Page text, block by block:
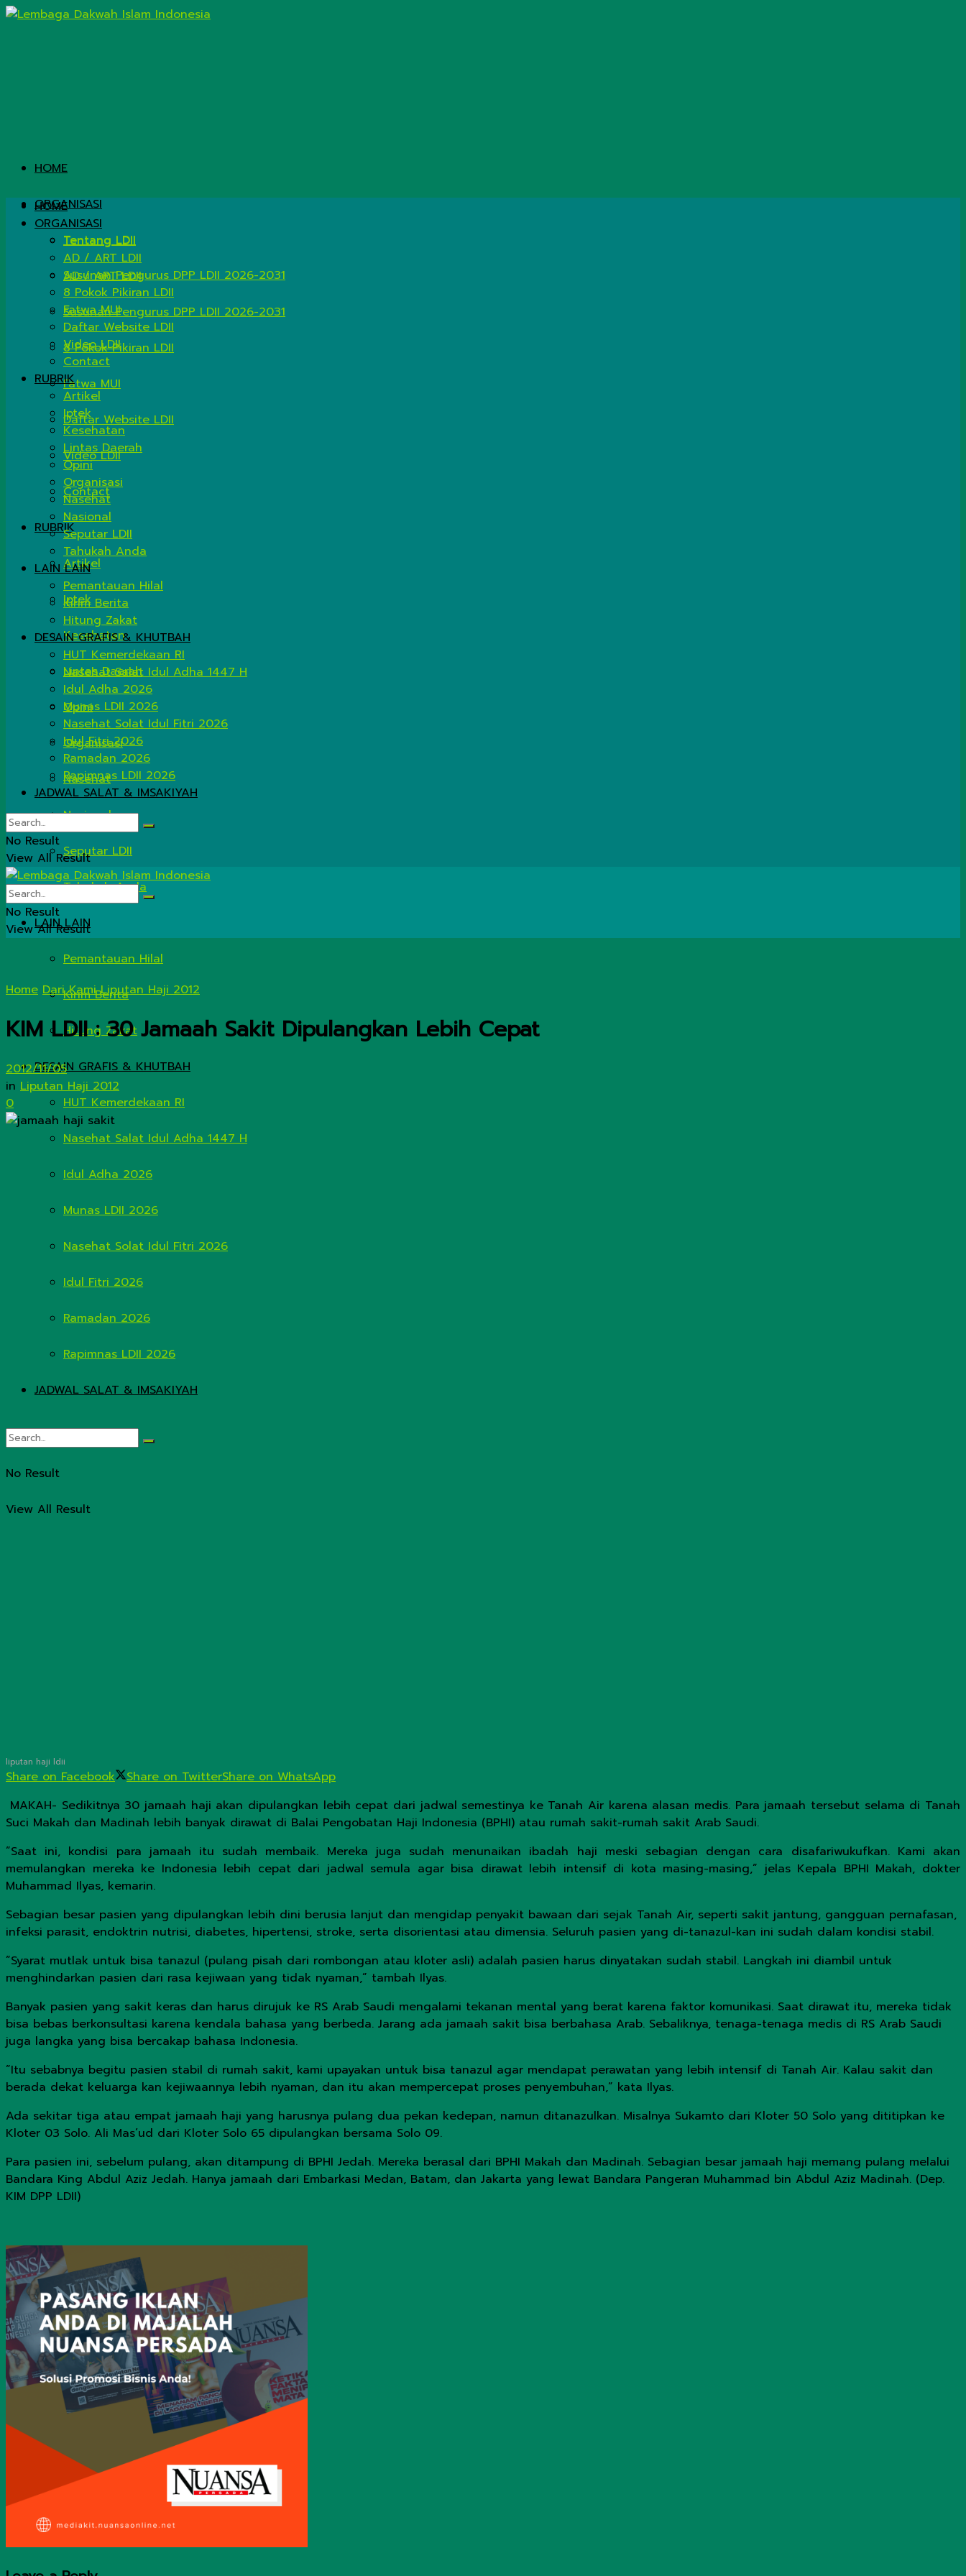
HOME
ORGANISASI
Tentang LDII
AD / ART LDII
Susunan Pengurus DPP LDII 2026-2031
8 Pokok Pikiran LDII
Fatwa MUI
Daftar Website LDII
Video LDII
Contact
RUBRIK
Artikel
Iptek
Kesehatan
Lintas Daerah
Opini
Organisasi
Nasehat
Nasional
Seputar LDII
Tahukah Anda
LAIN LAIN
Pemantauan Hilal
Kirim Berita
Hitung Zakat
DESAIN GRAFIS & KHUTBAH
HUT Kemerdekaan RI
Nasehat Salat Idul Adha 1447 H
Idul Adha 2026
Munas LDII 2026
Nasehat Solat Idul Fitri 2026
Idul Fitri 2026
Ramadan 2026
Rapimnas LDII 2026
JADWAL SALAT & IMSAKIYAH
No Result
View All Result
HOME
ORGANISASI
Tentang LDII
AD / ART LDII
Susunan Pengurus DPP LDII 2026-2031
8 Pokok Pikiran LDII
Fatwa MUI
Daftar Website LDII
Video LDII
Contact
RUBRIK
Artikel
Iptek
Kesehatan
Lintas Daerah
Opini
Organisasi
Nasehat
Nasional
Seputar LDII
Tahukah Anda
LAIN LAIN
Pemantauan Hilal
Kirim Berita
Hitung Zakat
DESAIN GRAFIS & KHUTBAH
HUT Kemerdekaan RI
Nasehat Salat Idul Adha 1447 H
Idul Adha 2026
Munas LDII 2026
Nasehat Solat Idul Fitri 2026
Idul Fitri 2026
Ramadan 2026
Rapimnas LDII 2026
JADWAL SALAT & IMSAKIYAH
No Result
View All Result
No Result
View All Result
Home Dari Kami Liputan Haji 2012
KIM LDII : 30 Jamaah Sakit Dipulangkan Lebih Cepat
2012/11/05
in Liputan Haji 2012
0
liputan haji ldii
Share on Facebook Share on TwitterShare on WhatsApp
MAKAH- Sedikitnya 30 jamaah haji akan dipulangkan lebih cepat dari jadwal semestinya ke Tanah Air karena alasan medis. Para jamaah tersebut selama di Tanah
Suci Makah dan Madinah lebih banyak dirawat di Balai Pengobatan Haji Indonesia (BPHI) atau rumah sakit-rumah sakit Arab Saudi.
”Saat ini, kondisi para jamaah itu sudah membaik. Mereka juga sudah menunaikan ibadah haji meski sebagian dengan cara disafariwukufkan. Kami akan
memulangkan mereka ke Indonesia lebih cepat dari jadwal semula agar bisa dirawat lebih intensif di kota masing-masing,” jelas Kepala BPHI Makah, dokter
Muhammad Ilyas, kemarin.
Sebagian besar pasien yang dipulangkan lebih dini berusia lanjut dan mengidap penyakit bawaan dari sejak Tanah Air, seperti sakit jantung, gangguan pernafasan,
infeksi parasit, endoktrin nutrisi, diabetes, hipertensi, stroke, serta disorientasi atau dimensia. Seluruh pasien yang di-tanazul-kan ini sudah dalam kondisi stabil.
”Syarat mutlak untuk bisa tanazul (pulang pisah dari rombongan atau kloter asli) adalah pasien harus dinyatakan sudah stabil. Langkah ini diambil untuk
menghindarkan pasien dari rasa kejiwaan yang tidak nyaman,” tambah Ilyas.
Banyak pasien yang sakit keras dan harus dirujuk ke RS Arab Saudi mengalami tekanan mental yang berat karena faktor komunikasi. Saat dirawat itu, mereka tidak
bisa bebas berkonsultasi karena kendala bahasa yang berbeda. Jarang ada jamaah sakit bisa berbahasa Arab. Sebaliknya, tenaga-tenaga medis di RS Arab Saudi
juga langka yang bisa bercakap bahasa Indonesia.
”Itu sebabnya begitu pasien stabil di rumah sakit, kami upayakan untuk bisa tanazul agar mendapat perawatan yang lebih intensif di Tanah Air. Kalau sakit dan
berada dekat keluarga kan kejiwaannya lebih nyaman, dan itu akan mempercepat proses penyembuhan,” kata Ilyas.
Ada sekitar tiga atau empat jamaah haji yang harusnya pulang dua pekan kedepan, namun ditanazulkan. Misalnya Sukamto dari Kloter 50 Solo yang dititipkan ke
Kloter 03 Solo. Ali Mas’ud dari Kloter Solo 65 dipulangkan bersama Solo 09.
Para pasien ini, sebelum pulang, akan ditampung di BPHI Jedah. Mereka berasal dari BPHI Makah dan Madinah. Sebagian besar jamaah haji memang pulang melalui
Bandara King Abdul Aziz Jedah. Hanya jamaah dari Embarkasi Medan, Batam, dan Jakarta yang lewat Bandara Pangeran Muhammad bin Abdul Aziz Madinah. (Dep.
KIM DPP LDII)